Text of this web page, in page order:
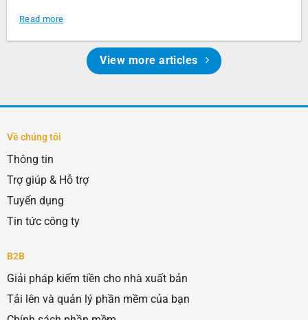
Read more
View more articles
Về chúng tôi
Thông tin
Trợ giúp & Hỗ trợ
Tuyển dụng
Tin tức công ty
B2B
Giải pháp kiếm tiền cho nhà xuất bản
Tải lên và quản lý phần mềm của bạn